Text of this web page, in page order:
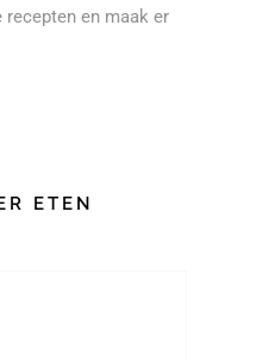
recepten en maak er
ETEN